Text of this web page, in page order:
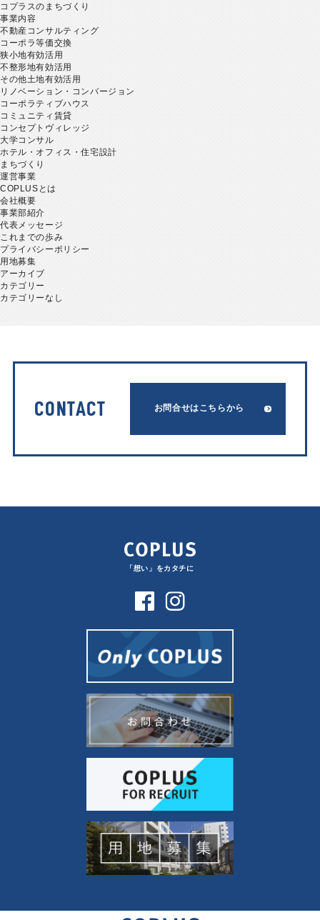
コプラスのまちづくり
事業内容
不動産コンサルティング
コーポラ等価交換
狭小地有効活用
不整形地有効活用
その他土地有効活用
リノベーション・コンバージョン
コーポラティブハウス
コミュニティ賃貸
コンセプトヴィレッジ
大学コンサル
ホテル・オフィス・住宅設計
まちづくり
運営事業
COPLUSとは
会社概要
事業部紹介
代表メッセージ
これまでの歩み
プライバシーポリシー
用地募集
アーカイブ
カテゴリー
カテゴリーなし
CONTACT お問合せはこちらから
「想い」をカタチに